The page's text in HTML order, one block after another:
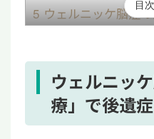
5ウェルニッケ脳症
択肢
8 まとめ|早期発見が
目
ウェルニッ
療」で後遺